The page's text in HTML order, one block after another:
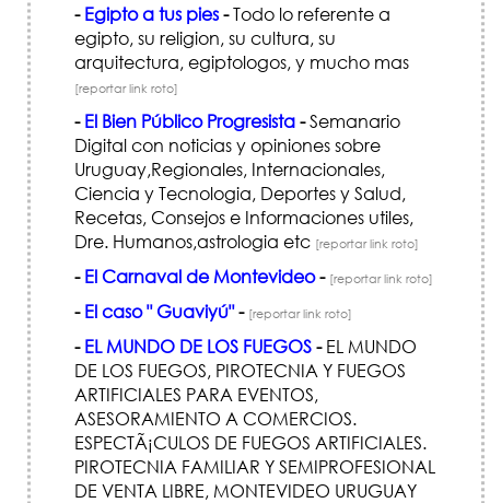
- Egipto a tus pies-Todo lo referente a
egipto, su religion, su cultura, su
arquitectura, egiptologos, y mucho mas
[reportar link roto]
- El Bien Público Progresista-Semanario
Digital con noticias y opiniones sobre
Uruguay,Regionales, Internacionales,
Ciencia y Tecnologia, Deportes y Salud,
Recetas, Consejos e Informaciones utiles,
Dre. Humanos,astrologia etc [reportar link roto]
- El Carnaval de Montevideo- [reportar link roto]
- El caso " Guaviyú"- [reportar link roto]
- EL MUNDO DE LOS FUEGOS-EL MUNDO
DE LOS FUEGOS, PIROTECNIA Y FUEGOS
ARTIFICIALES PARA EVENTOS,
ASESORAMIENTO A COMERCIOS.
ESPECTÃ¡CULOS DE FUEGOS ARTIFICIALES.
PIROTECNIA FAMILIAR Y SEMIPROFESIONAL
DE VENTA LIBRE, MONTEVIDEO URUGUAY